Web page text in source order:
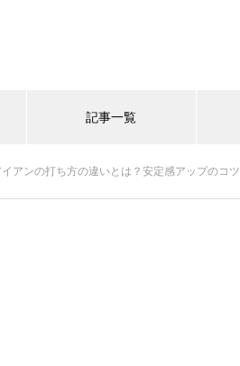
記事一覧
アンの打ち方の違いとは？安定感アップのコツ